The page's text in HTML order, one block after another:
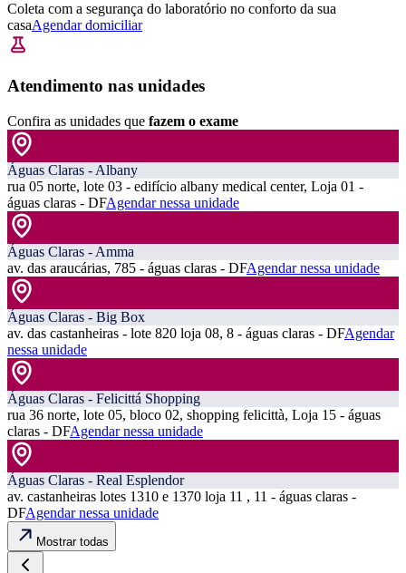
Coleta com a segurança do laboratório no conforto da sua
casaAgendar domiciliar
Atendimento nas unidades
Confira as unidades que fazem o exame
Águas Claras - Albany
rua 05 norte, lote 03 - edifício albany medical center, Loja 01 -
águas claras - DFAgendar nessa unidade
Águas Claras - Amma
av. das araucárias, 785 - águas claras - DFAgendar nessa unidade
Águas Claras - Big Box
av. das castanheiras - lote 820 loja 08, 8 - águas claras - DFAgendar
nessa unidade
Águas Claras - Felicittá Shopping
rua 36 norte, lote 05, bloco 02, shopping felicittà, Loja 15 - águas
claras - DFAgendar nessa unidade
Águas Claras - Real Esplendor
av. castanheiras lotes 1310 e 1370 loja 11 , 11 - águas claras -
DFAgendar nessa unidade
Mostrar todas